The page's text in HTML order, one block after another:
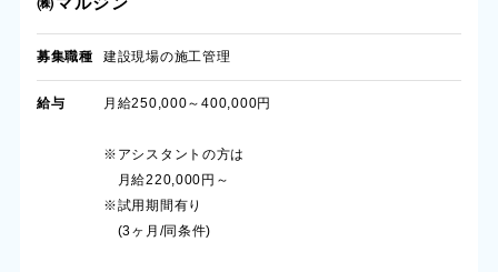
募集職種 建設現場の施工管理
給与 月給250,000～400,000円
※アシスタントの方は
月給220,000円～
※試用期間有り
(3ヶ月/同条件)